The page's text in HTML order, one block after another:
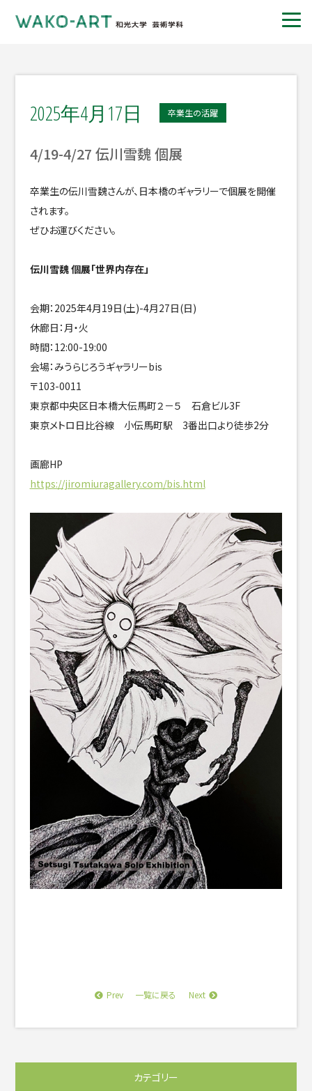
2025年4月17日 卒業生の活躍
4/19-4/27 伝川雪魏 個展
卒業生の伝川雪魏さんが、日本橋のギャラリーで個展を開催
されます。
ぜひお運びください。
伝川雪魏 個展「世界内存在」
会期：2025年4月19日(土)-4月27日(日)
休廊日：月・火
時間：12:00-19:00
会場：みうらじろうギャラリーbis
〒103-0011
東京都中央区日本橋大伝馬町２－５ 石倉ビル3F
東京メトロ日比谷線 小伝馬町駅 3番出口より徒歩2分
画廊HP
https://jiromiuragallery.com/bis.html
Prev 一覧に戻る Next
カテゴリー